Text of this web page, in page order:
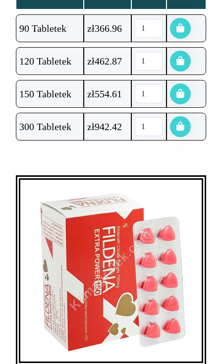
90 Tabletek zł366.96
120 Tabletek zł462.87
150 Tabletek zł554.61
300 Tabletek zł942.42